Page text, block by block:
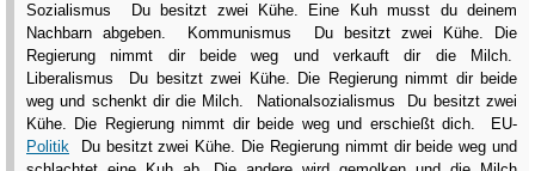
Sozialismus Du besitzt zwei Kühe. Eine Kuh musst du deinem
Nachbarn abgeben. Kommunismus Du besitzt zwei Kühe. Die
Regierung nimmt dir beide weg und verkauft dir die Milch.
Liberalismus Du besitzt zwei Kühe. Die Regierung nimmt dir beide
weg und schenkt dir die Milch. Nationalsozialismus Du besitzt zwei
Kühe. Die Regierung nimmt dir beide weg und erschießt dich. EU-
Politik Du besitzt zwei Kühe. Die Regierung nimmt dir beide weg und